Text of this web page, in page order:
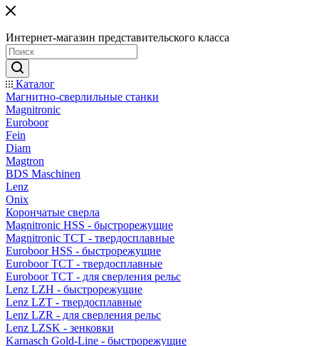
Интернет-магазин представительского класса
Каталог
Магнитно-сверлильные станки
Magnitronic
Euroboor
Fein
Diam
Magtron
BDS Maschinen
Lenz
Onix
Корончатые сверла
Magnitronic HSS - быстрорежущие
Magnitronic TCT - твердосплавные
Euroboor HSS - быстрорежущие
Euroboor TCT - твердосплавные
Euroboor TCT - для сверления рельс
Lenz LZH - быстрорежущие
Lenz LZT - твердосплавные
Lenz LZR - для сверления рельс
Lenz LZSK - зенковки
Karnasch Gold-Line - быстрорежущие